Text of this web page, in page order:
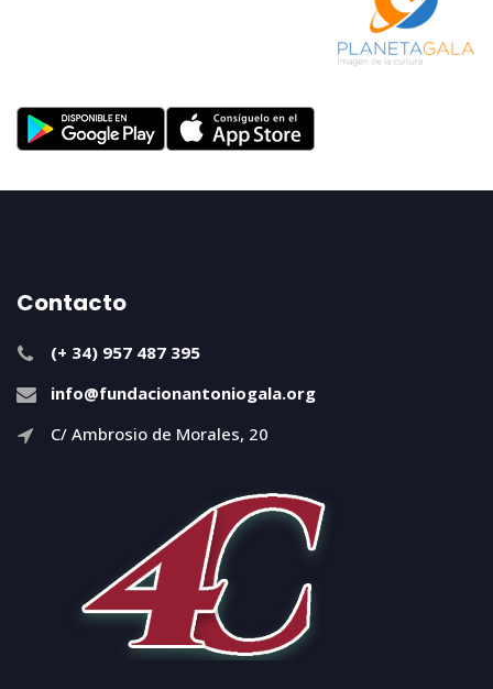
Contacto
(+ 34) 957 487 395
info@fundacionantoniogala.org
C/ Ambrosio de Morales, 20